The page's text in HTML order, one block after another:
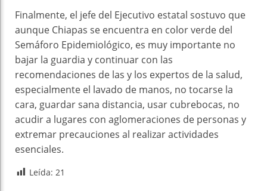
Finalmente, el jefe del Ejecutivo estatal sostuvo que
aunque Chiapas se encuentra en color verde del
Semáforo Epidemiológico, es muy importante no
bajar la guardia y continuar con las
recomendaciones de las y los expertos de la salud,
especialmente el lavado de manos, no tocarse la
cara, guardar sana distancia, usar cubrebocas, no
acudir a lugares con aglomeraciones de personas y
extremar precauciones al realizar actividades
esenciales.
Leída: 21